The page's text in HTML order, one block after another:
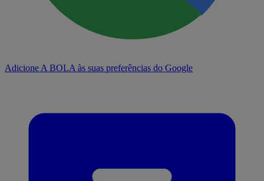
Adicione A BOLA às suas preferências do Google